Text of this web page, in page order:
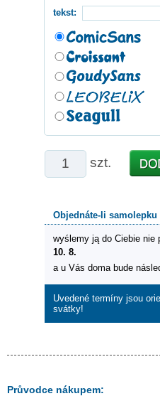
tekst:
szt.
Objednáte-li
wyślemy ją do Ciebie nie
10. 8.
a u Vás doma bude
Uvedené termíny jsou
svátky!
Průvodce nákupem: